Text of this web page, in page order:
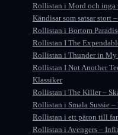
Rollistan i Mord och inga
Kändisar som satsar stort
Rollistan i Bortom
Rollistan I The
Rollistan i Thunder in My
Rollistan I Not Another
Klassiker
Rollistan i The Killer –
Rollistan i Smala Sussie
Rollistan i ett päron till
Rollistan i Avengers –